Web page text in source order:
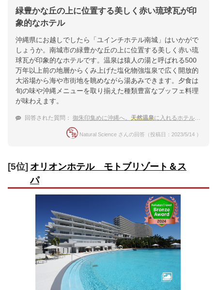
緑豊かな丘の上に位置する美しく赤い琉球瓦が印
象的なホテル
沖縄県にお越しでしたら「ユインチホテル南城」はいかがで
しょうか。南城市の緑豊かな丘の上に位置する美しく赤い琉
球瓦が印象的なホテルです。温泉は猿人の湯と呼ばれる500
万年以上前の地層からくみ上げた塩化物強塩泉で広く開放的
大浴場から海や市街地を眺めながら湯あみできます。夕食は
旬の味や沖縄メニューを取り揃えた種類豊富なブッフェ料理
が味わえます。
回答された質問： 御朱印集めに沖縄へ。 天然温泉に入れるホテルはありますか？
Natural Science さんの回答（投稿日：2023/5/14 ）
[5位] オリオンホテル モトブリゾート＆ス
パ